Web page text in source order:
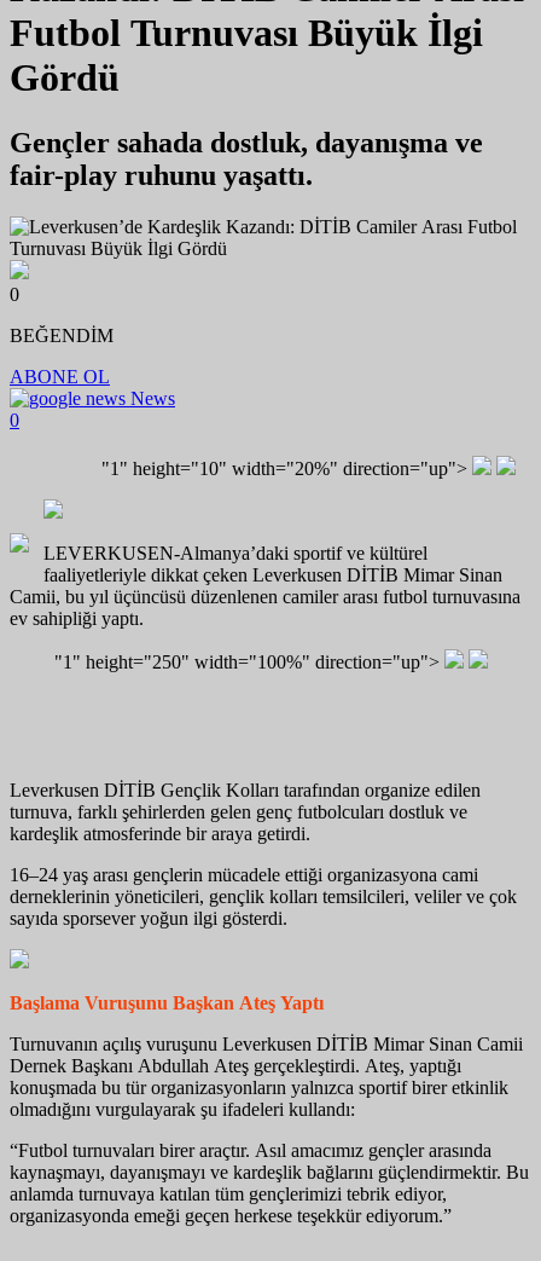
Futbol Turnuvası Büyük İlgi
Gördü
Gençler sahada dostluk, dayanışma ve
fair-play ruhunu yaşattı.
0
BEĞENDİM
ABONE OL
News
0
"1" height="10" width="20%" direction="up">
LEVERKUSEN-Almanya’daki sportif ve kültürel
faaliyetleriyle dikkat çeken Leverkusen DİTİB Mimar Sinan
Camii, bu yıl üçüncüsü düzenlenen camiler arası futbol turnuvasına
ev sahipliği yaptı.
"1" height="250" width="100%" direction="up">
Leverkusen DİTİB Gençlik Kolları tarafından organize edilen
turnuva, farklı şehirlerden gelen genç futbolcuları dostluk ve
kardeşlik atmosferinde bir araya getirdi.
16–24 yaş arası gençlerin mücadele ettiği organizasyona cami
derneklerinin yöneticileri, gençlik kolları temsilcileri, veliler ve çok
sayıda sporsever yoğun ilgi gösterdi.
Başlama Vuruşunu Başkan Ateş Yaptı
Turnuvanın açılış vuruşunu Leverkusen DİTİB Mimar Sinan Camii
Dernek Başkanı Abdullah Ateş gerçekleştirdi. Ateş, yaptığı
konuşmada bu tür organizasyonların yalnızca sportif birer etkinlik
olmadığını vurgulayarak şu ifadeleri kullandı:
“Futbol turnuvaları birer araçtır. Asıl amacımız gençler arasında
kaynaşmayı, dayanışmayı ve kardeşlik bağlarını güçlendirmektir. Bu
anlamda turnuvaya katılan tüm gençlerimizi tebrik ediyor,
organizasyonda emeği geçen herkese teşekkür ediyorum.”